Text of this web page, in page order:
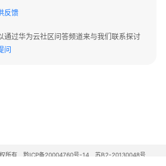
反馈
通过华为云社区问答频道来与我们联系探讨
问
所有 黔ICP备20004760号-14
苏B2-20130048号